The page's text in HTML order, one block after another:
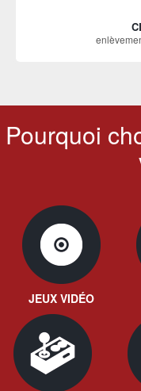
Pourquoi
JEUX VIDÉO